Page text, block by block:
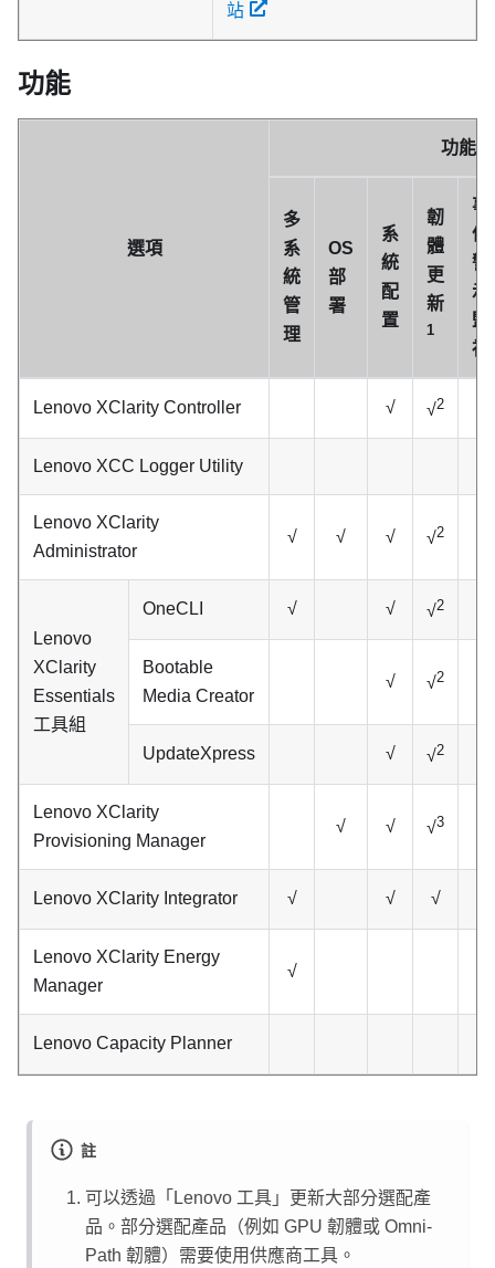
站
功能
選項
功能
多
系
統
管
理
OS
部
署
系
統
配
置
韌
體
更
新
1
事
件/
警
示
監
視
Lenovo XClarity Controller √ √2
Lenovo XCC Logger Utility
Lenovo XClarity
Administrator
√ √ √ √2
Lenovo
XClarity
Essentials
工具組
OneCLI √ √ √2
Bootable
Media Creator
√ √2
UpdateXpress √ √2
Lenovo XClarity
Provisioning Manager
√ √ √3
Lenovo XClarity Integrator √ √ √
Lenovo XClarity Energy
Manager
√
Lenovo Capacity Planner
註
可以透過「Lenovo 工具」更新大部分選配產
品。部分選配產品（例如 GPU 韌體或 Omni-
Path 韌體）需要使用供應商工具。